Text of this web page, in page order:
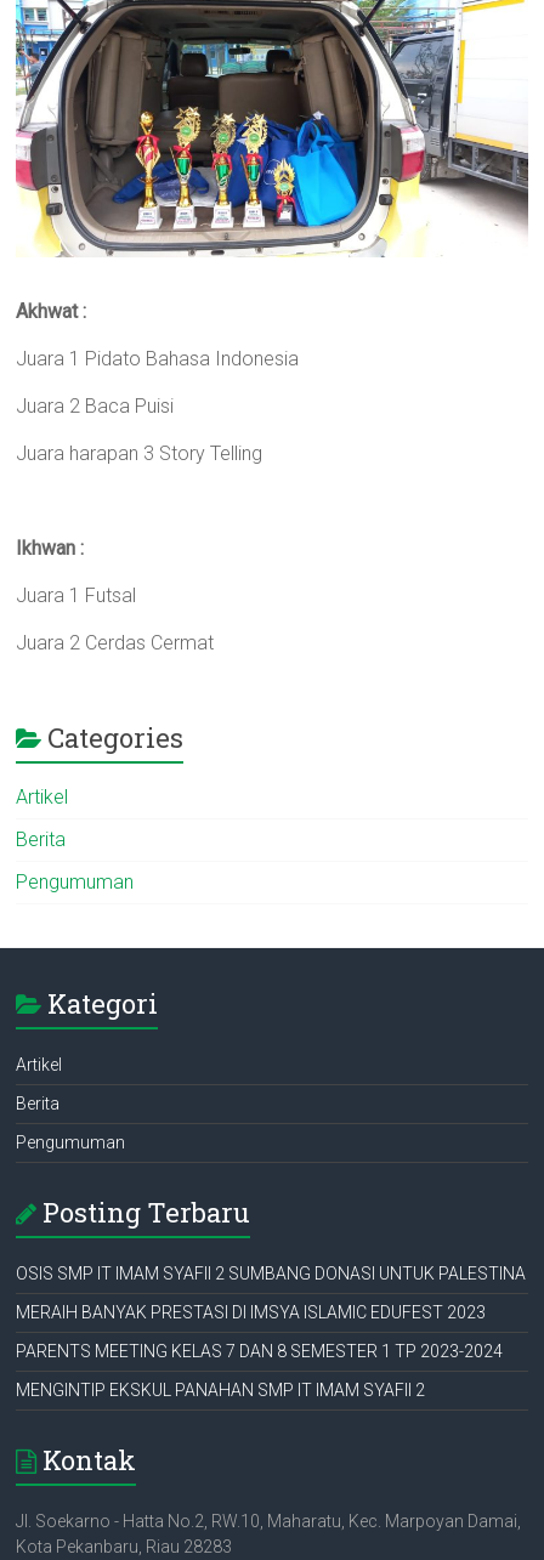
Akhwat :
Juara 1 Pidato Bahasa Indonesia
Juara 2 Baca Puisi
Juara harapan 3 Story Telling
Ikhwan :
Juara 1 Futsal
Juara 2 Cerdas Cermat
Categories
Artikel
Berita
Pengumuman
Kategori
Artikel
Berita
Pengumuman
Posting Terbaru
OSIS SMP IT IMAM SYAFII 2 SUMBANG DONASI UNTUK PALESTINA
MERAIH BANYAK PRESTASI DI IMSYA ISLAMIC EDUFEST 2023
PARENTS MEETING KELAS 7 DAN 8 SEMESTER 1 TP 2023-2024
MENGINTIP EKSKUL PANAHAN SMP IT IMAM SYAFII 2
Kontak
Jl. Soekarno - Hatta No.2, RW.10, Maharatu, Kec. Marpoyan Damai,
Kota Pekanbaru, Riau 28283